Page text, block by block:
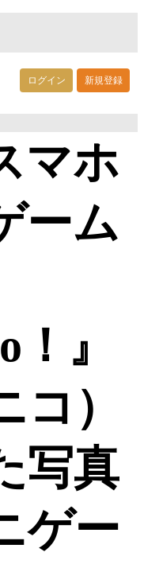
ログイン 新規登録
マホ
ーム
！』
コ）
写真
ゲー